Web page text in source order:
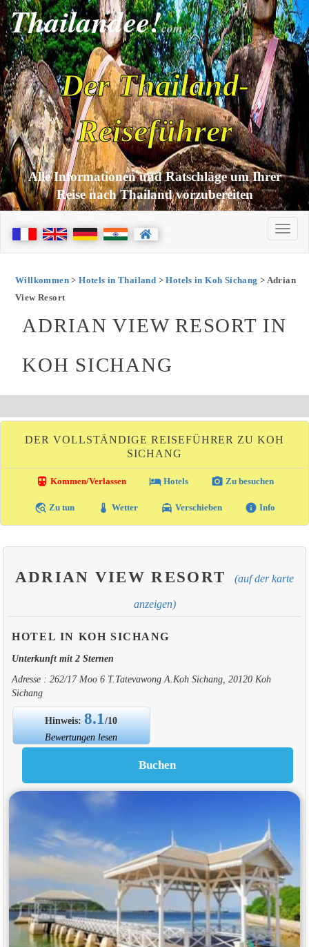
Thailandee!com
Der Thailand-
Reiseführer
Alle Informationen und Ratschläge um Ihrer
Reise nach Thailand vorzubereiten
Willkommen>Hotels in Thailand >Hotels in Koh Sichang > Adrian
View Resort
ADRIAN VIEW RESORT IN
KOH SICHANG
DER VOLLSTÄNDIGE REISEFÜHRER ZU KOH
SICHANG
directions_transit Kommen/Verlassen local_hotelHotels photo_camera Zu besuchen
travel_explore Zu tun thermostat Wetter local_taxi Verschieben info Info
ADRIAN VIEW RESORT (auf der karte
anzeigen)
HOTEL IN KOH SICHANG
Unterkunft mit 2 Sternen
Adresse : 262/17 Moo 6 T.Tatevawong A.Koh Sichang, 20120 Koh
Sichang
Hinweis:8.1/10
Bewertungen lesen